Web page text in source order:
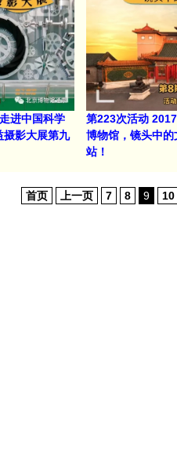
进中国科学
摄影大展第九
第223次活动
博物馆，镜头中
站！
首页 上一页 7 8 9 10